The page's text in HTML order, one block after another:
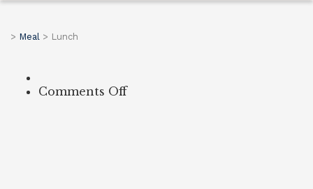
> Meal > Lunch
Comments Offon